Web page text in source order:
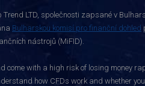
LTD, společnosti zapsané v
Bulharskou komisí pro finanční dohled
nástrojů (MiFID).
come with a high risk of losing money
how CFDs work and whether